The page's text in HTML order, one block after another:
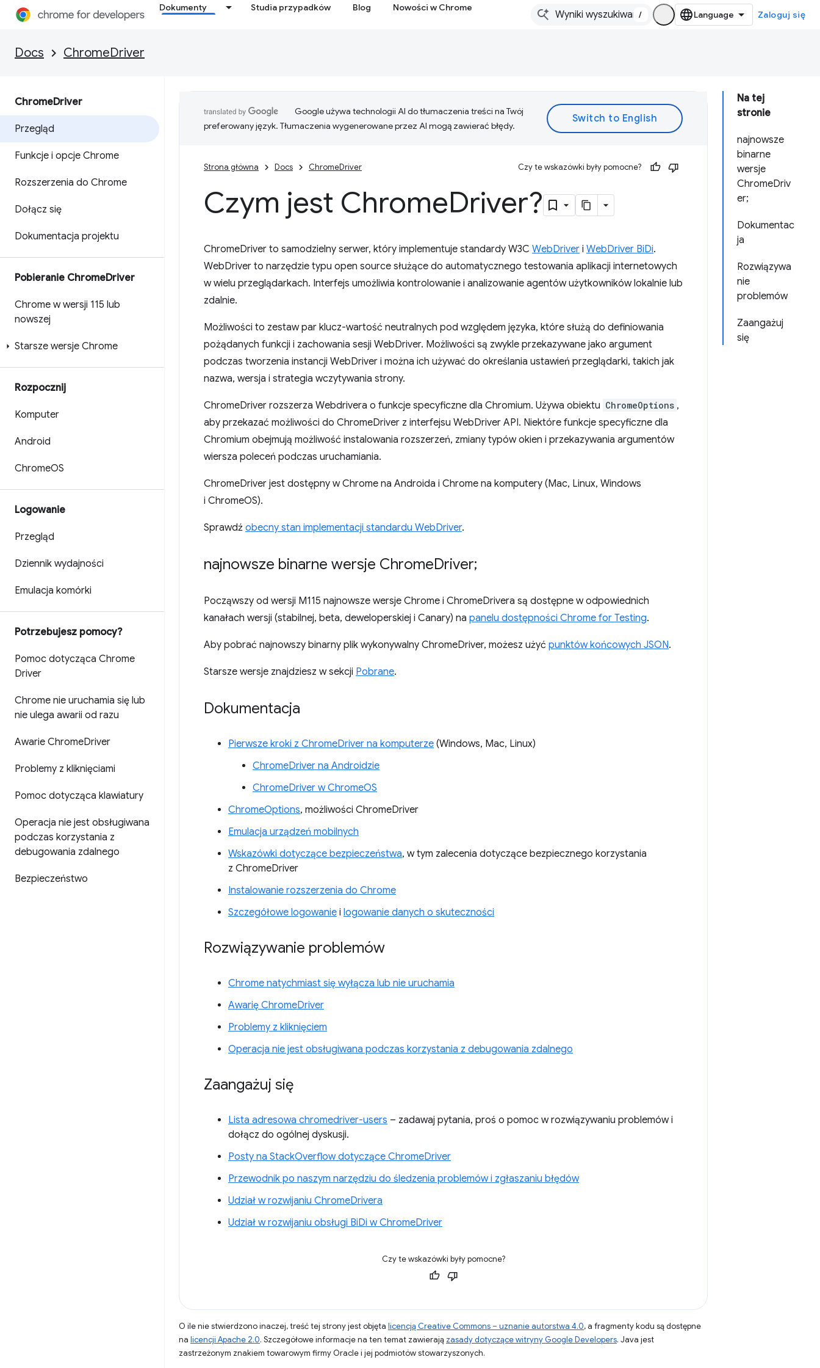
Dokumenty Studia przypadków Blog Nowości w Chrome
/ Zaloguj się
Docs ChromeDriver
ChromeDriver
Przegląd
Funkcje i opcje Chrome
Rozszerzenia do Chrome
Dołącz się
Dokumentacja projektu
Pobieranie ChromeDriver
Chrome w wersji 115 lub
nowszej
Starsze wersje Chrome
Rozpocznij
Komputer
Android
ChromeOS
Logowanie
Przegląd
Dziennik wydajności
Emulacja komórki
Potrzebujesz pomocy?
Pomoc dotycząca Chrome
Driver
Chrome nie uruchamia się lub
nie ulega awarii od razu
Awarie ChromeDriver
Problemy z kliknięciami
Pomoc dotycząca klawiatury
Operacja nie jest obsługiwana
podczas korzystania z
debugowania zdalnego
Bezpieczeństwo
Na tej
stronie
najnowsze
binarne
wersje
ChromeDriv
er;
Dokumentac
ja
Rozwiązywa
nie
problemów
Zaangażuj
się
Google używa technologii AI do tłumaczenia treści na Twój
preferowany język. Tłumaczenia wygenerowane przez AI mogą zawierać błędy.
Strona główna Docs ChromeDriver Czy te wskazówki były pomocne?
Czym jest ChromeDriver?
ChromeDriver to samodzielny serwer, który implementuje standardy W3C WebDriver i WebDriver BiDi.
WebDriver to narzędzie typu open source służące do automatycznego testowania aplikacji internetowych
w wielu przeglądarkach. Interfejs umożliwia kontrolowanie i analizowanie agentów użytkowników lokalnie lub
zdalnie.
Możliwości to zestaw par klucz-wartość neutralnych pod względem języka, które służą do definiowania
pożądanych funkcji i zachowania sesji WebDriver. Możliwości są zwykle przekazywane jako argument
podczas tworzenia instancji WebDriver i można ich używać do określania ustawień przeglądarki, takich jak
nazwa, wersja i strategia wczytywania strony.
ChromeDriver rozszerza Webdrivera o funkcje specyficzne dla Chromium. Używa obiektu ChromeOptions ,
aby przekazać możliwości do ChromeDriver z interfejsu WebDriver API. Niektóre funkcje specyficzne dla
Chromium obejmują możliwość instalowania rozszerzeń, zmiany typów okien i przekazywania argumentów
wiersza poleceń podczas uruchamiania.
ChromeDriver jest dostępny w Chrome na Androida i Chrome na komputery (Mac, Linux, Windows
i ChromeOS).
Sprawdź obecny stan implementacji standardu WebDriver.
najnowsze binarne wersje ChromeDriver;
Począwszy od wersji M115 najnowsze wersje Chrome i ChromeDrivera są dostępne w odpowiednich
kanałach wersji (stabilnej, beta, deweloperskiej i Canary) na panelu dostępności Chrome for Testing.
Aby pobrać najnowszy binarny plik wykonywalny ChromeDriver, możesz użyć punktów końcowych JSON.
Starsze wersje znajdziesz w sekcji Pobrane.
Dokumentacja
Pierwsze kroki z ChromeDriver na komputerze (Windows, Mac, Linux)
ChromeDriver na Androidzie
ChromeDriver w ChromeOS
ChromeOptions, możliwości ChromeDriver
Emulacja urządzeń mobilnych
Wskazówki dotyczące bezpieczeństwa, w tym zalecenia dotyczące bezpiecznego korzystania
z ChromeDriver
Instalowanie rozszerzenia do Chrome
Szczegółowe logowanie i logowanie danych o skuteczności
Rozwiązywanie problemów
Chrome natychmiast się wyłącza lub nie uruchamia
Awarię ChromeDriver
Problemy z kliknięciem
Operacja nie jest obsługiwana podczas korzystania z debugowania zdalnego
Zaangażuj się
Lista adresowa chromedriver-users – zadawaj pytania, proś o pomoc w rozwiązywaniu problemów i
dołącz do ogólnej dyskusji.
Posty na StackOverflow dotyczące ChromeDriver
Przewodnik po naszym narzędziu do śledzenia problemów i zgłaszaniu błędów
Udział w rozwijaniu ChromeDrivera
Udział w rozwijaniu obsługi BiDi w ChromeDriver
Czy te wskazówki były pomocne?
O ile nie stwierdzono inaczej, treść tej strony jest objęta licencją Creative Commons – uznanie autorstwa 4.0, a fragmenty kodu są dostępne
na licencji Apache 2.0. Szczegółowe informacje na ten temat zawierają zasady dotyczące witryny Google Developers. Java jest
zastrzeżonym znakiem towarowym firmy Oracle i jej podmiotów stowarzyszonych.